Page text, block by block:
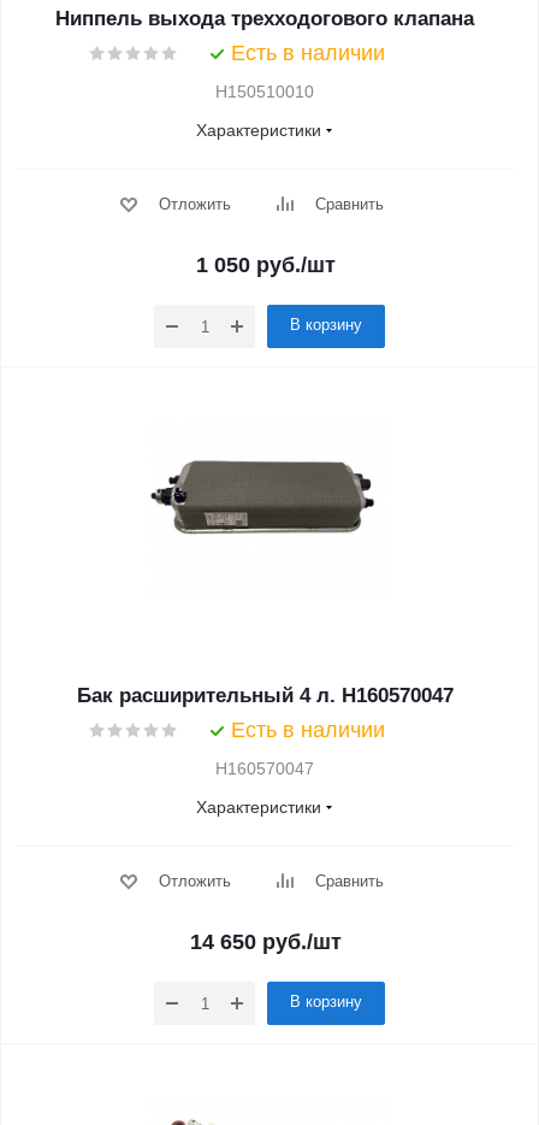
Ниппель выхода трехходогового клапана
Есть в наличии
H150510010
Характеристики
Отложить Сравнить
1 050руб./шт
В корзину
Бак расширительный 4 л. H160570047
Есть в наличии
H160570047
Характеристики
Отложить Сравнить
14 650руб./шт
В корзину